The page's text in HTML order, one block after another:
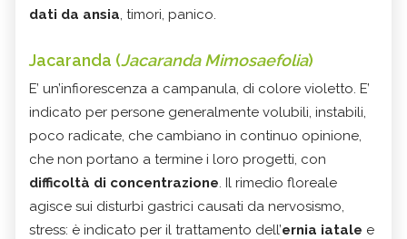
dati da ansia, timori, panico.
Jacaranda (Jacaranda Mimosaefolia)
E’ un’infiorescenza a campanula, di colore violetto. E’
indicato per persone generalmente volubili, instabili,
poco radicate, che cambiano in continuo opinione,
che non portano a termine i loro progetti, con
difficoltà di concentrazione. Il rimedio floreale
agisce sui disturbi gastrici causati da nervosismo,
stress: è indicato per il trattamento dell’ernia iatale e